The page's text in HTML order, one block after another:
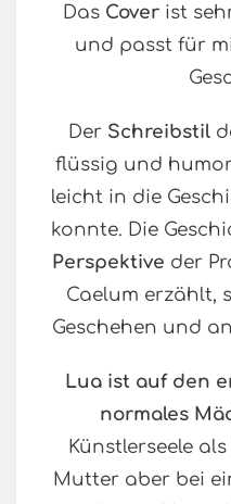
Das Cover ist
und passt für
Der Schreibstil
flüssig und
leicht in die
konnte. Die
Perspektive der
Caelum erzählt,
Geschehen und
Lua ist auf den
normales
Künstlerseele
Mutter aber bei